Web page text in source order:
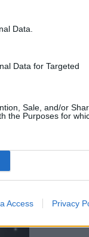
Data.
Data for Targeted
Sale, and/or
the Purposes for
Access Privacy